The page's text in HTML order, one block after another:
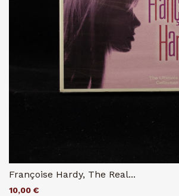
Françoise Hardy, The Real...
10,00 €